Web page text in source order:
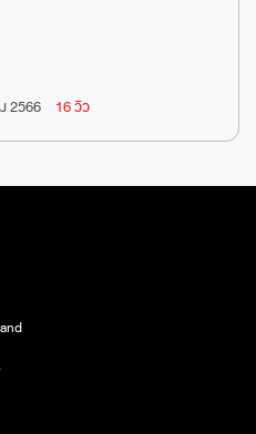
2566 16 วิว